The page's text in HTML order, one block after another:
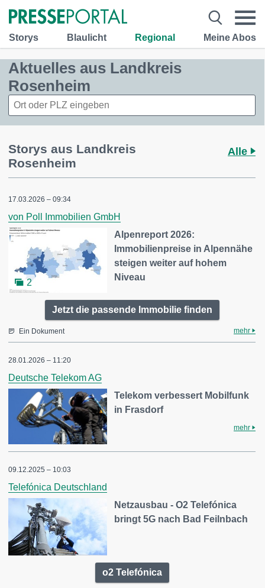
Storys Blaulicht Regional Meine Abos
Aktuelles aus Landkreis
Rosenheim
Storys aus Landkreis
Rosenheim
Alle
17.03.2026 – 09:34
von Poll Immobilien GmbH
2
Alpenreport 2026:
Immobilienpreise in Alpennähe
steigen weiter auf hohem
Niveau
Jetzt die passende Immobilie finden
Ein Dokument mehr
28.01.2026 – 11:20
Deutsche Telekom AG
Telekom verbessert Mobilfunk
in Frasdorf
mehr
09.12.2025 – 10:03
Telefónica Deutschland
Netzausbau - O2 Telefónica
bringt 5G nach Bad Feilnbach
o2 Telefónica